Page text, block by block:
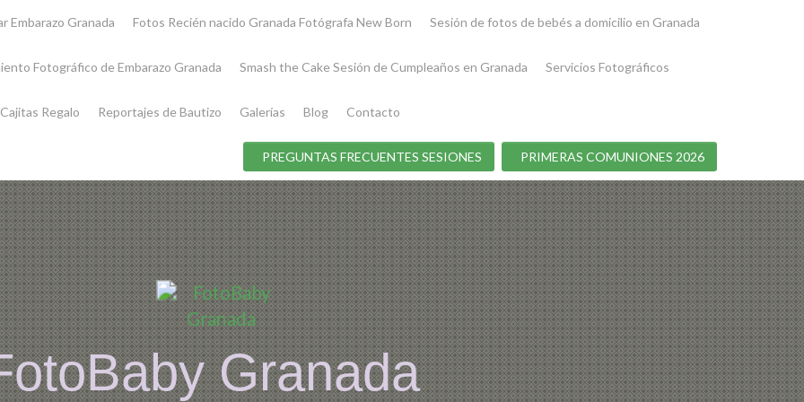
Embarazo Granada Fotos Recién nacido Granada Fotógrafa New Born Sesión de fotos de bebés a domicilio en Granada
Fotográfico de Embarazo Granada Smash the Cake Sesión de Cumpleaños en Granada Servicios Fotográficos
Cajitas Regalo Reportajes de Bautizo Galerías Blog Contacto
PREGUNTAS FRECUENTES SESIONES PRIMERAS COMUNIONES 2026
Granada